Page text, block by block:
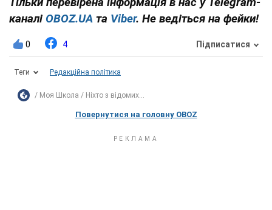
каналі OBOZ.UA та Viber. Не ведіться на фейки!
0 4 Підписатися
Теги Редакційна політика
Моя Школа Ніхто з відомих...
Повернутися на головну OBOZ